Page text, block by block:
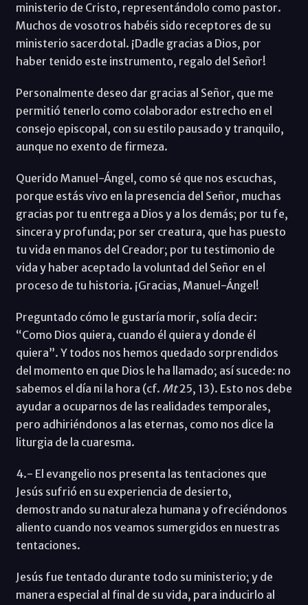
ministerio de Cristo, representándolo como pastor.
Muchos de vosotros habéis sido receptores de su
ministerio sacerdotal. ¡Dadle gracias a Dios, por
haber tenido este instrumento, regalo del Señor!
Personalmente deseo dar gracias al Señor, que me
permitió tenerlo como colaborador estrecho en el
consejo episcopal, con su estilo pausado y tranquilo,
aunque no exento de firmeza.
Querido Manuel-Ángel, como sé que nos escuchas,
porque estás vivo en la presencia del Señor, muchas
gracias por tu entrega a Dios y a los demás; por tu fe,
sincera y profunda; por ser creatura, que has puesto
tu vida en manos del Creador; por tu testimonio de
vida y haber aceptado la voluntad del Señor en el
proceso de tu historia. ¡Gracias, Manuel-Ángel!
Preguntado cómo le gustaría morir, solía decir:
“Como Dios quiera, cuando él quiera y donde él
quiera”. Y todos nos hemos quedado sorprendidos
del momento en que Dios le ha llamado; así sucede: no
sabemos el día ni la hora (cf. Mt25, 13). Esto nos debe
ayudar a ocuparnos de las realidades temporales,
pero adhiriéndonos a las eternas, como nos dice la
liturgia de la cuaresma.
4.- El evangelio nos presenta las tentaciones que
Jesús sufrió en su experiencia de desierto,
demostrando su naturaleza humana y ofreciéndonos
aliento cuando nos veamos sumergidos en nuestras
tentaciones.
Jesús fue tentado durante todo su ministerio; y de
manera especial al final de su vida, para inducirlo al